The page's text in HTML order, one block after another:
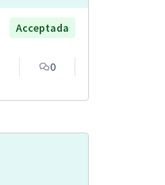
Acceptada
0